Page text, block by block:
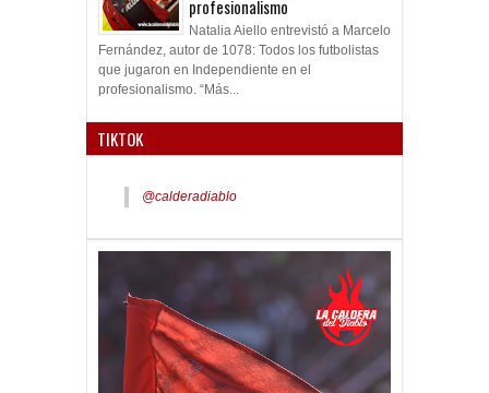
profesionalismo
Natalia Aiello entrevistó a Marcelo
Fernández, autor de 1078: Todos los futbolistas
que jugaron en Independiente en el
profesionalismo. “Más...
TIKTOK
@calderadiablo